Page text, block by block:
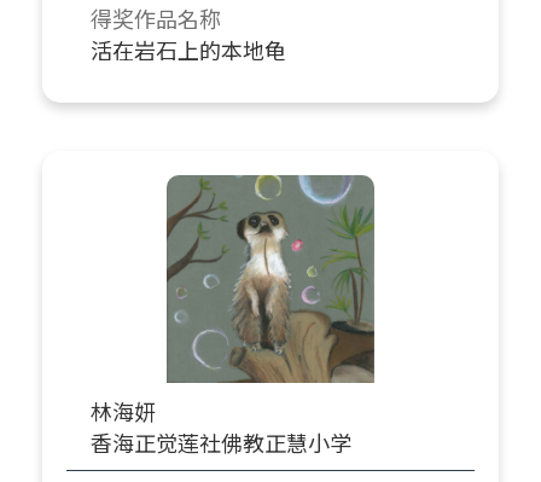
得奖作品名称
活在岩石上的本地龟
林海妍
香海正觉莲社佛教正慧小学